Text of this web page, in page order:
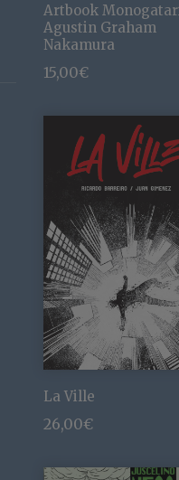
Artbook
Agustin Graham
Nakamura
15,00€
La Ville
26,00€